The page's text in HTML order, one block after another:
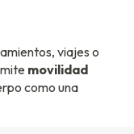
viajes o
movilidad
como una